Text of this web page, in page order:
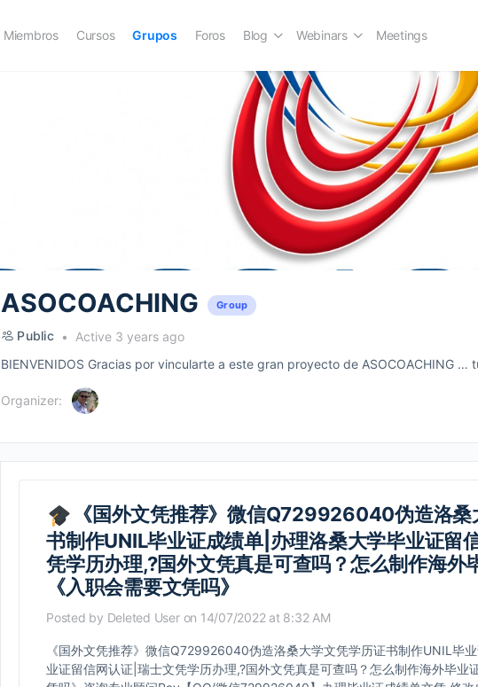
Miembros Cursos Grupos Foros Blog Webinars Meetings
ASOCOACHING Group
Public
Active 3 years ago
BIENVENIDOS Gracias por vincularte a este gran proyecto de ASOCOACHING …
Organizer:
《国外文凭推荐》微信Q729926040伪造洛桑
书制作UNIL毕业证成绩单|办理洛桑大学毕业证留
凭学历办理,?国外文凭真是可查吗？怎么制作海外
《入职会需要文凭吗》
Posted by Deleted User on 14/07/2022 at 8:32 AM
《国外文凭推荐》微信Q729926040伪造洛桑大学文凭学历证书制作UNIL毕
业证留信网认证|瑞士文凭学历办理,?国外文凭真是可查吗？怎么制作海外毕业